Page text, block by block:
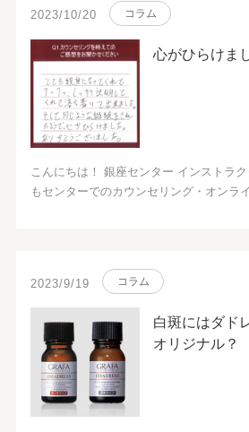
2023/10/20 コラム
心がひらけま
こんにちは！ 銀座センター インストラ
もセンターでのカウンセリング・オンラ
2023/9/19 コラム
白斑にはダド
オリジナル？